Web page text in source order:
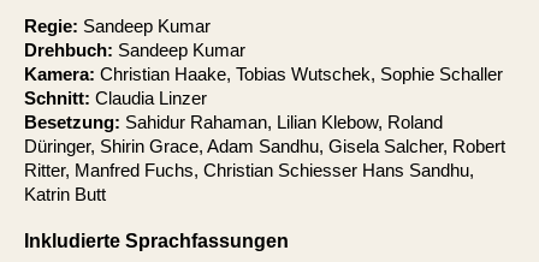
Regie: Sandeep Kumar
Drehbuch: Sandeep Kumar
Kamera: Christian Haake, Tobias Wutschek, Sophie Schaller
Schnitt: Claudia Linzer
Besetzung: Sahidur Rahaman, Lilian Klebow, Roland
Düringer, Shirin Grace, Adam Sandhu, Gisela Salcher, Robert
Ritter, Manfred Fuchs, Christian Schiesser Hans Sandhu,
Katrin Butt
Inkludierte Sprachfassungen